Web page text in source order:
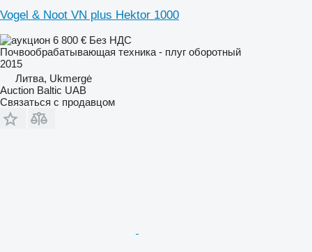
Vogel & Noot VN plus Hektor 1000
6 800 € Без НДС
Почвообрабатывающая техника - плуг оборотный
2015
Литва, Ukmergė
Auction Baltic UAB
Связаться с продавцом